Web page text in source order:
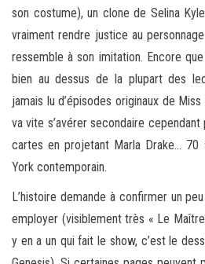
son costume), un clone de Selina
vraiment rendre justice au
ressemble à son imitation. Encore
bien au dessus de la plupart des
jamais lu d’épisodes originaux de
va vite s’avérer secondaire cependant
cartes en projetant Marla Drake… 70
York contemporain.
L’histoire demande à confirmer un
employer (visiblement très « Le
y en a un qui fait le show, c’est le